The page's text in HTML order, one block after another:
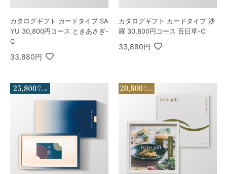
カタログギフト カードタイプ SA
YU 30,800円コース ときあさぎ-
C
33,880円
カタログギフト カードタイプ 沙
羅 30,800円コース 百日草-C
33,880円